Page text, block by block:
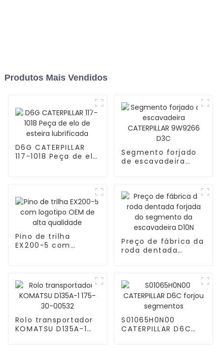
Produtos Mais Vendidos
D6G ​​CATERPILLAR
117-1018 Peça de elo
Segmento forjado
de escavadeira
Pino de trilha
EX200-5 com
Preço de fábrica da
roda dentada
Rolo transportador
KOMATSU D135A-1
S01065H0N00
CATERPILLAR D6C